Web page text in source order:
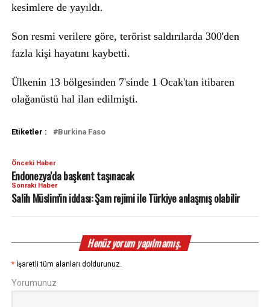
kesimlere de yayıldı.
Son resmi verilere göre, terörist saldırılarda 300'den
fazla kişi hayatını kaybetti.
Ülkenin 13 bölgesinden 7'sinde 1 Ocak'tan itibaren
olağanüstü hal ilan edilmişti.
Etiketler : Burkina Faso
Önceki Haber
Endonezya'da başkent taşınacak
Sonraki Haber
Salih Müslim’in iddası: Şam rejimi ile Türkiye anlaşmış olabilir
Henüz yorum yapılmamış.
* İşaretli tüm alanları doldurunuz.
Yorumunuz